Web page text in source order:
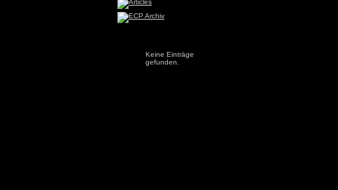
Keine Einträge
gefunden.